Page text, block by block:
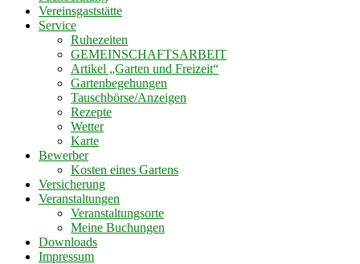
Vereinsgaststätte
Service
Ruhezeiten
GEMEINSCHAFTSARBEIT
Artikel „Garten und Freizeit“
Gartenbegehungen
Tauschbörse/Anzeigen
Rezepte
Wetter
Karte
Bewerber
Kosten eines Gartens
Versicherung
Veranstaltungen
Veranstaltungsorte
Meine Buchungen
Downloads
Impressum